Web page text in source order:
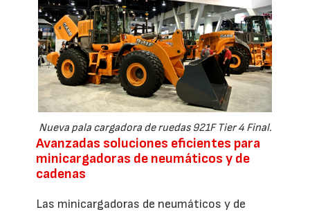
Nueva pala cargadora de ruedas 921F Tier 4 Final.
Avanzadas soluciones eficientes para
minicargadoras de neumáticos y de
cadenas
Las minicargadoras de neumáticos y de